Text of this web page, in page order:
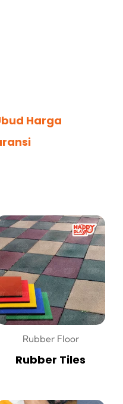
Harga
Rubber Floor
Rubber Tiles